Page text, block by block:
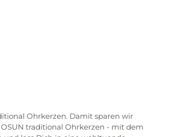
Ohrkerzen. Damit sparen wir
traditional Ohrkerzen - mit dem